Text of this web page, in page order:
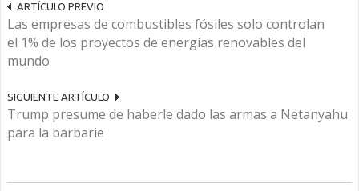
ARTÍCULO PREVIO
Las empresas de combustibles fósiles solo controlan
el 1% de los proyectos de energías renovables del
mundo
SIGUIENTE ARTÍCULO
Trump presume de haberle dado las armas a Netanyahu
para la barbarie